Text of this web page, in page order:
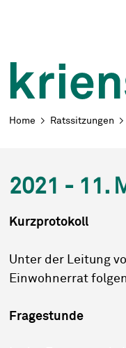
Breadcrumb
Home Ratssitzungen
2021 - 11.
Kurzprotokoll
Unter der Leitung
Einwohnerrat
Fragestunde